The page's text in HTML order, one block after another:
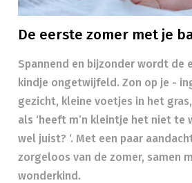
De eerste zomer met je
Spannend en bijzonder wordt de
kindje ongetwijfeld. Zon op je -
gezicht, kleine voetjes in het
als ‘heeft m’n kleintje het niet te
wel juist? ‘. Met een paar
zorgeloos van de zomer, samen
wonderkind.